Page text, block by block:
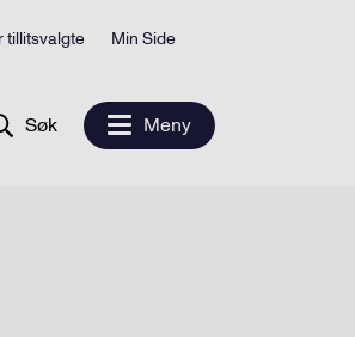
tillitsvalgte Min Side
Søk Meny